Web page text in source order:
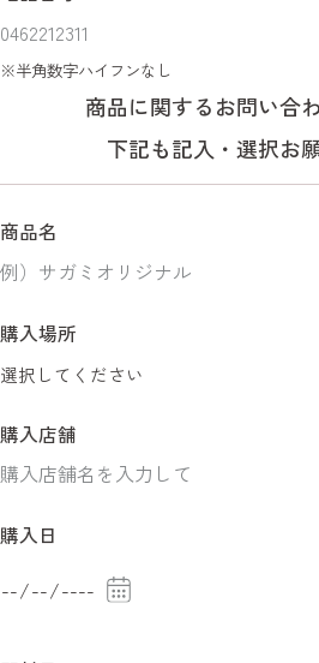
半角数字ハイフンなし
法人のお客様は下記も記入・
団体・法人名
郵便番号
半角数字ハイフンなし
都道府県
市区町村
商品に関するお問い合
下記も記入・選択お
商品名
購入場所
購入店舗
購入日